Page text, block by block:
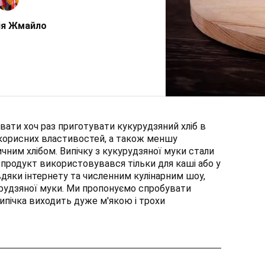
Жмайло
хоч раз приготувати кукурудзяний хліб в
властивостей, а також меншу
хлібом. Випічку з кукурудзяної муки стали
використовувався тільки для каші або у
інтернету та численним кулінарним шоу,
муки. Ми пропонуємо спробувати
виходить дуже м'якою і трохи